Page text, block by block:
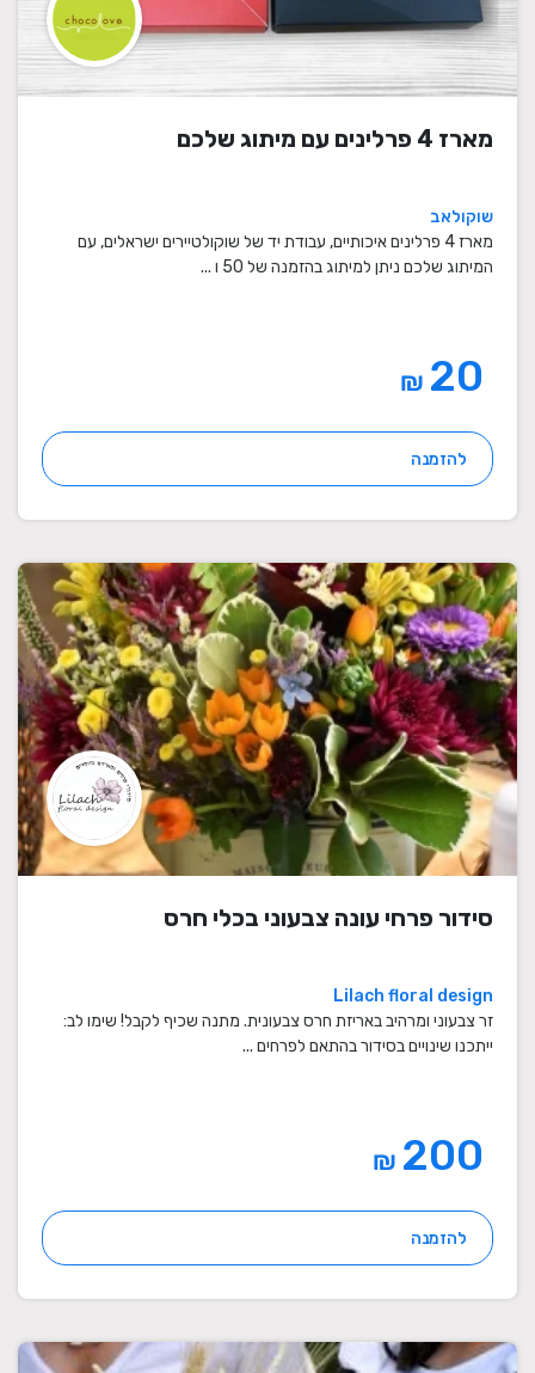
מארז 4 פרלינים עם מיתוג שלכם
שוקולאב
מארז 4 פרלינים איכותיים, עבודת יד של שוקולטיירים ישראלים, עם
המיתוג שלכם ניתן למיתוג בהזמנה של 50 ו ...
₪
להזמנה
סידור פרחי עונה צבעוני בכלי חרס
Lilach floral design
זר צבעוני ומרהיב באריזת חרס צבעונית. מתנה שכיף לקבל! שימו לב:
ייתכנו שינויים בסידור בהתאם לפרחים ...
₪
להזמנה